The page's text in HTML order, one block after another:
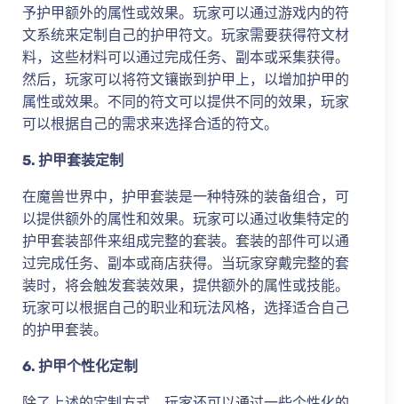
予护甲额外的属性或效果。玩家可以通过游戏内的符
文系统来定制自己的护甲符文。玩家需要获得符文材
料，这些材料可以通过完成任务、副本或采集获得。
然后，玩家可以将符文镶嵌到护甲上，以增加护甲的
属性或效果。不同的符文可以提供不同的效果，玩家
可以根据自己的需求来选择合适的符文。
5. 护甲套装定制
在魔兽世界中，护甲套装是一种特殊的装备组合，可
以提供额外的属性和效果。玩家可以通过收集特定的
护甲套装部件来组成完整的套装。套装的部件可以通
过完成任务、副本或商店获得。当玩家穿戴完整的套
装时，将会触发套装效果，提供额外的属性或技能。
玩家可以根据自己的职业和玩法风格，选择适合自己
的护甲套装。
6. 护甲个性化定制